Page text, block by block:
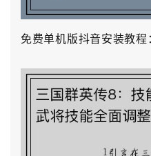
免费单机版抖音安装教